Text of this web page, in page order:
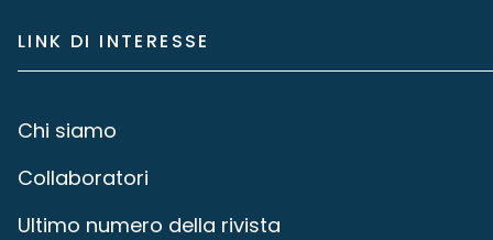
LINK DI INTERESSE
Chi siamo
Collaboratori
Ultimo numero della rivista